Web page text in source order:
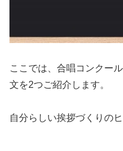
ここでは、合唱コンクー
文を2つご紹介します。
自分らしい挨拶づくりの